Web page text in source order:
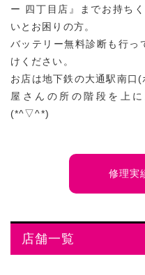
ー 四丁目店』までお持ち
いとお困りの方。
バッテリー無料診断も行っ
けください。
お店は地下鉄の大通駅南口
屋さんの所の階段を上
(*^▽^*)
修理実
店舗一覧